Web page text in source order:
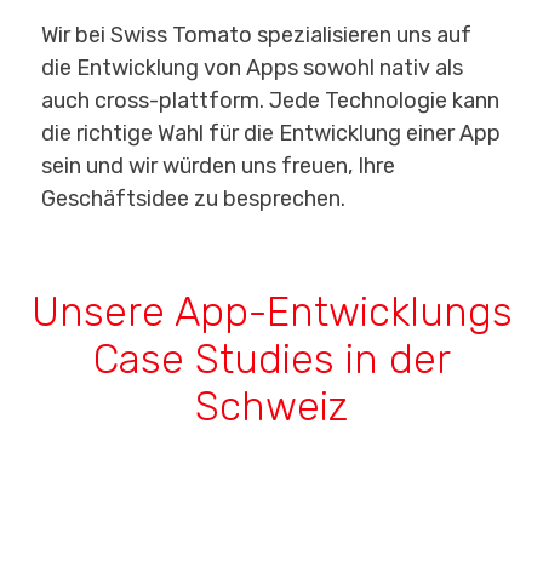
Wir bei Swiss Tomato spezialisieren uns auf
die Entwicklung von Apps sowohl nativ als
auch cross-plattform. Jede Technologie kann
die richtige Wahl für die Entwicklung einer App
sein und wir würden uns freuen, Ihre
Geschäftsidee zu besprechen.
Unsere App-Entwicklungs
Case Studies in der
Schweiz